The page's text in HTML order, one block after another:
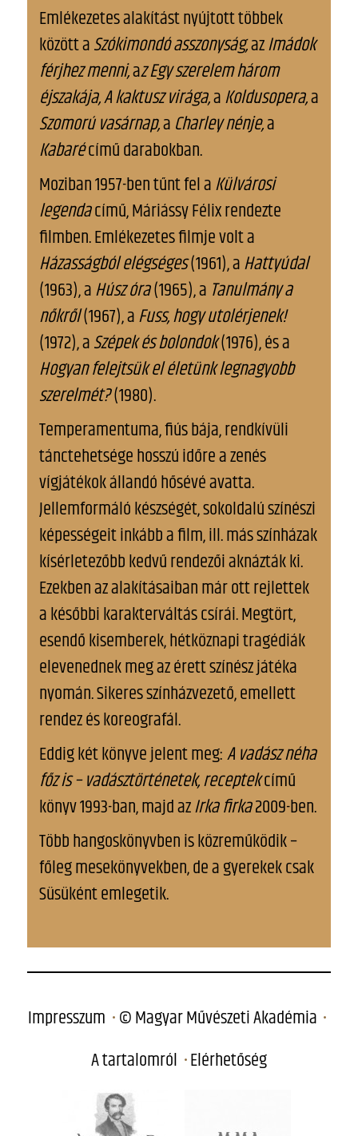
Emlékezetes alakítást nyújtott többek
között aSzókimondó asszonyság,azImádok
férjhez menni,az Egy szerelem három
éjszakája, A kaktusz virága,aKoldusopera,a
Szomorú vasárnap,a Charley nénje,a
Kabarécímű darabokban.
Moziban 1957-ben tűnt fel aKülvárosi
legendacímű, Máriássy Félix rendezte
filmben. Emlékezetes filmje volt a
Házasságból elégséges(1961), aHattyúdal
(1963), aHúsz óra(1965), a Tanulmány a
nőkről(1967), aFuss, hogy utolérjenek!
(1972), aSzépek és bolondok(1976), és a
Hogyan felejtsük el életünk legnagyobb
szerelmét?(1980).
Temperamentuma, fiús bája, rendkívüli
tánctehetsége hosszú időre a zenés
vígjátékok állandó hősévé avatta.
Jellemformáló készségét, sokoldalú színészi
képességeit inkább a film, ill. más színházak
kísérletezőbb kedvű rendezői aknázták ki.
Ezekben az alakításaiban már ott rejlettek
a későbbi karakterváltás csírái. Megtört,
esendő kisemberek, hétköznapi tragédiák
elevenednek meg az érett színész játéka
nyomán. Sikeres színházvezető, emellett
rendez és koreografál.
Eddig két könyve jelent meg:A vadász néha
főz is – vadásztörténetek, receptekcímű
könyv 1993-ban, majd azIrka firka2009-ben.
Több hangoskönyvben is közreműködik –
főleg mesekönyvekben, de a gyerekek csak
Süsüként emlegetik.
Impresszum © Magyar Művészeti Akadémia
A tartalomról Elérhetőség